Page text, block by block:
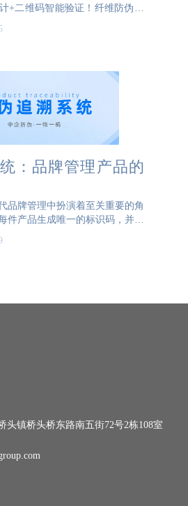
+二维码智能验证！纤维防伪是
伪纤维丝，通过肉眼观察或用荧
：品牌管理产品的
品牌管理中扮演着至关重要的角
件产品生成唯一的标识码，并将
和可追溯性。防伪追溯系统为品
镇桥头桥东路南五街72号2栋108室